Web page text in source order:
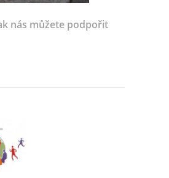
nás můžete podpořit